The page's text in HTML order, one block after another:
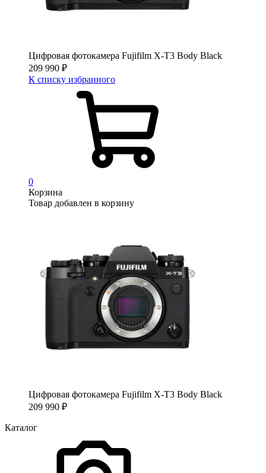
Цифровая фотокамера Fujifilm X-T3 Body Black
209 990 ₽
К списку избранного
0
Корзина
Товар добавлен в корзину
Цифровая фотокамера Fujifilm X-T3 Body Black
209 990 ₽
Каталог